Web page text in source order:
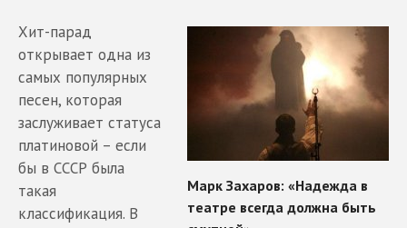
Хит-парад
открывает одна из
самых популярных
песен, которая
заслуживает статуса
платиновой – если
бы в СССР была
такая
классификация. В